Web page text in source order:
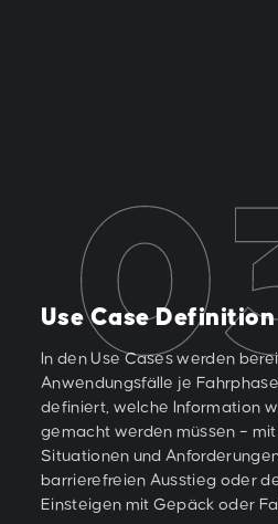
Use Case Definition
In den Use Cases werden
Anwendungsfälle je
definiert, welche Information
gemacht werden müssen –
Situationen und
barrierefreien Ausstieg oder
Einsteigen mit Gepäck oder